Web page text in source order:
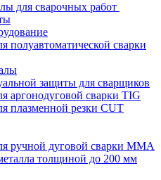
для сварочных работ
полуавтоматической сварки
защиты для сварщиков
аргонодуговой сварки TIG
плазменной резки CUT
ручной дуговой сварки MMA
толщиной до 200 мм